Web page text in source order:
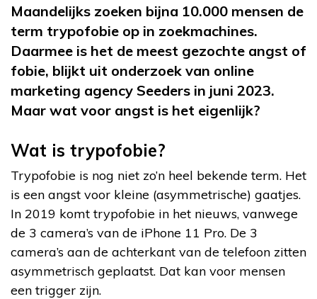
Maandelijks zoeken bijna 10.000 mensen de
term trypofobie op in zoekmachines.
Daarmee is het de meest gezochte angst of
fobie, blijkt uit onderzoek van online
marketing agency Seeders in juni 2023.
Maar wat voor angst is het eigenlijk?
Wat is trypofobie?
Trypofobie is nog niet zo’n heel bekende term. Het
is een angst voor kleine (asymmetrische) gaatjes.
In 2019 komt trypofobie in het nieuws, vanwege
de 3 camera’s van de iPhone 11 Pro. De 3
camera’s aan de achterkant van de telefoon zitten
asymmetrisch geplaatst. Dat kan voor mensen
een trigger zijn.